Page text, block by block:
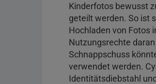
Kinderfotos bewusst
geteilt werden. So ist
Hochladen von Fotos
Nutzungsrechte
Schnappschuss
verwendet werden.
Identitätsdiebstahl